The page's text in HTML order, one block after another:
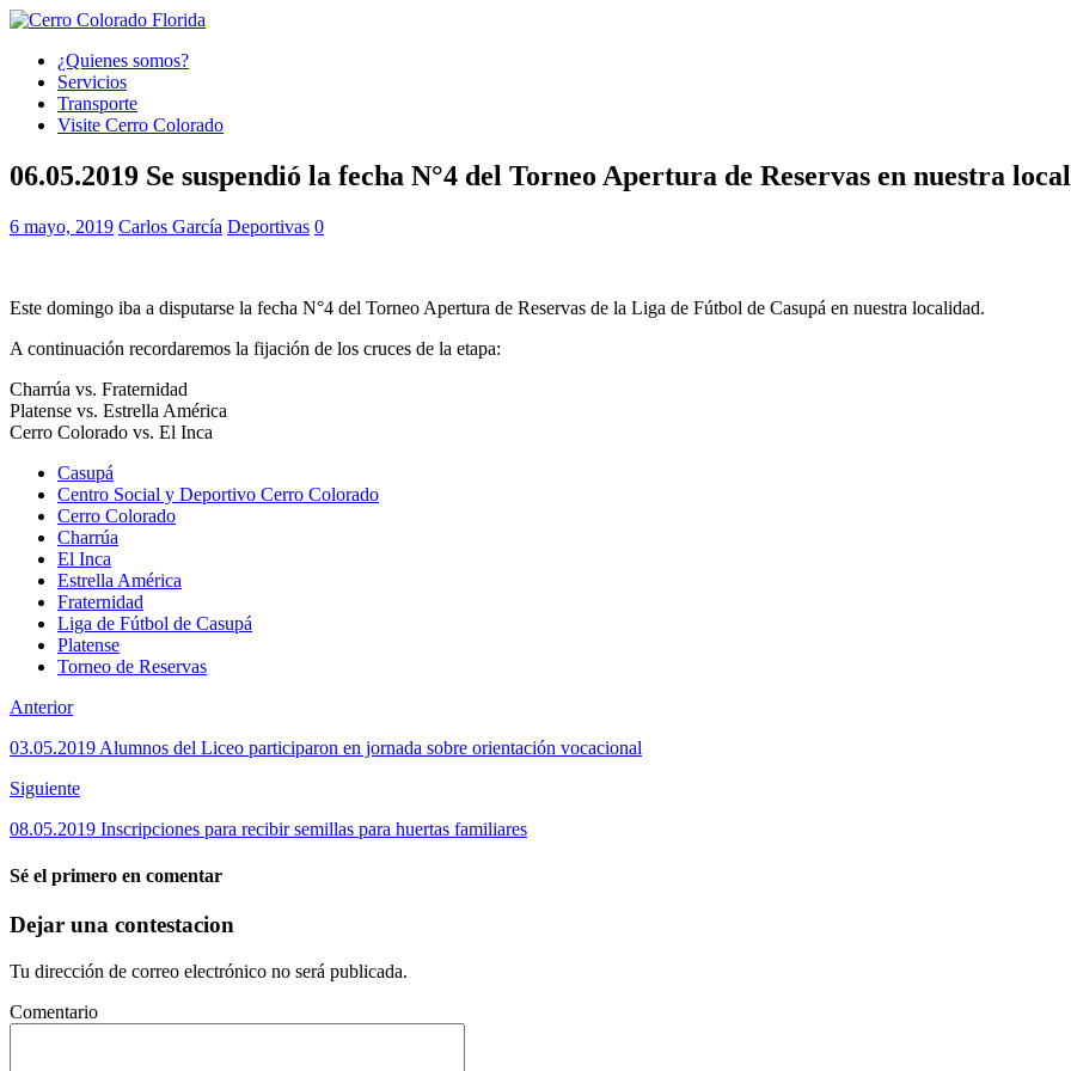
¿Quienes somos?
Servicios
Transporte
Visite Cerro Colorado
06.05.2019 Se suspendió la fecha N°4 del Torneo Apertura de Reservas en nuestra
6 mayo, 2019 Carlos García Deportivas 0
Este domingo iba a disputarse la fecha N°4 del Torneo Apertura de Reservas de la Liga de Fútbol de Casupá en nuestra localidad.
A continuación recordaremos la fijación de los cruces de la etapa:
Charrúa vs. Fraternidad
Platense vs. Estrella América
Cerro Colorado vs. El Inca
Casupá
Centro Social y Deportivo Cerro Colorado
Cerro Colorado
Charrúa
El Inca
Estrella América
Fraternidad
Liga de Fútbol de Casupá
Platense
Torneo de Reservas
Anterior
03.05.2019 Alumnos del Liceo participaron en jornada sobre orientación vocacional
Siguiente
08.05.2019 Inscripciones para recibir semillas para huertas familiares
Sé el primero en comentar
Dejar una contestacion
Tu dirección de correo electrónico no será publicada.
Comentario